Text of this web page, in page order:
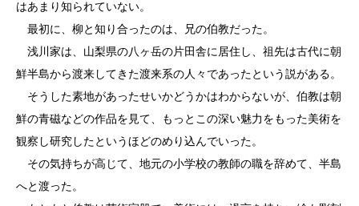
はあまり知られていない。
最初に、柳と知り合ったのは、兄の伯教だった。
浅川家は、山梨県の八ヶ岳の片田舎に居住し、祖先は古代に朝
鮮半島から渡来してきた渡来系の人々であったという説がある。
そうした素地があったせいかどうかはわからないが、伯教は朝
鮮の青磁などの作品を見て、もっとこの深い魅力をもった美術を
観察し研究したというほどのめり込んでいった。
その気持ちが高じて、地元の小学校の教師の職を辞めて、半島
へと渡った。